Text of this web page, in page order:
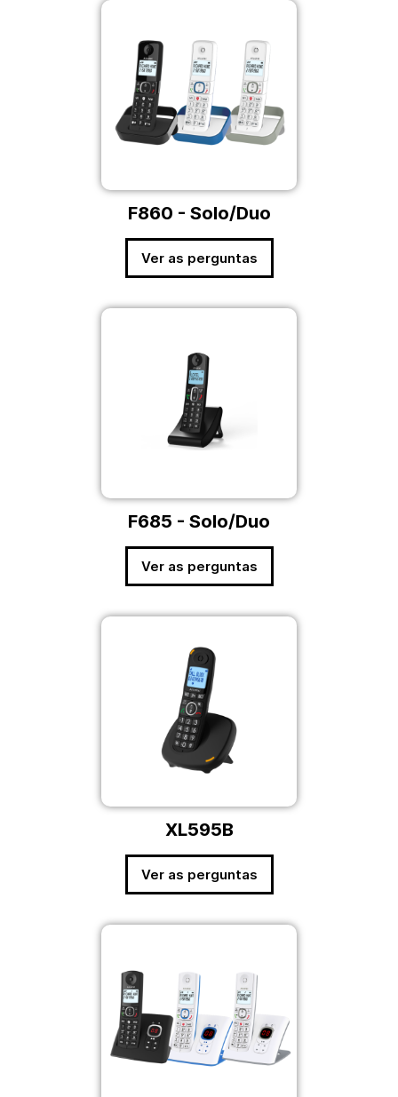
F860 - Solo/Duo
Ver as perguntas
F685 - Solo/Duo
Ver as perguntas
XL595B
Ver as perguntas